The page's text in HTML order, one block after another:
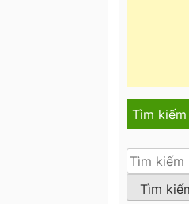
Tìm
Tìm
kiếm
cho: